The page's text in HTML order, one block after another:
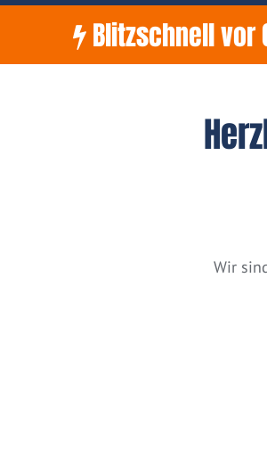
Blitzschnell vor
Wir